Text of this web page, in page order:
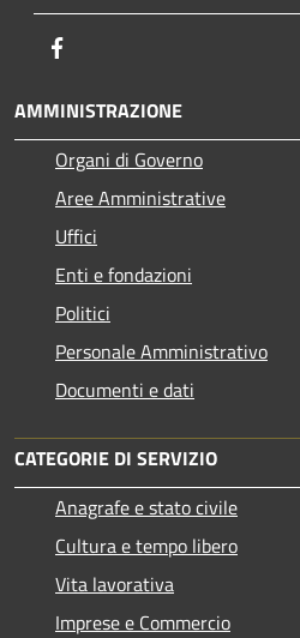
AMMINISTRAZIONE
Organi di Governo
Aree Amministrative
Uffici
Enti e fondazioni
Politici
Personale Amministrativo
Documenti e dati
CATEGORIE DI SERVIZIO
Anagrafe e stato civile
Cultura e tempo libero
Vita lavorativa
Imprese e Commercio